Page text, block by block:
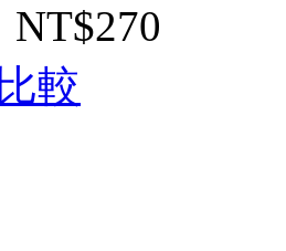
NT$270
比較